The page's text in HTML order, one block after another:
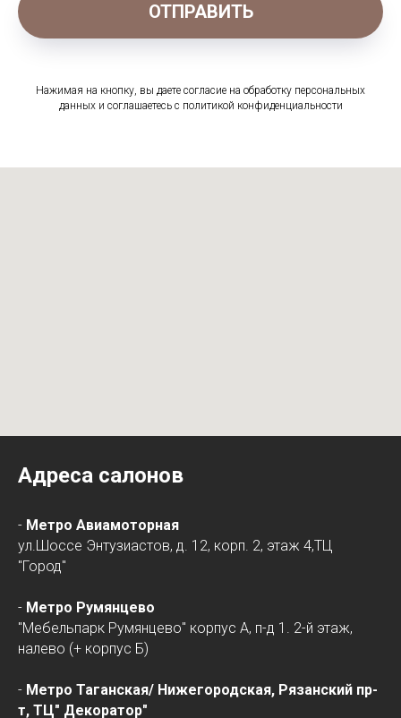
ОТПРАВИТЬ
Нажимая на кнопку, вы даете согласие на обработку персональных
данных и соглашаетесь c политикой конфиденциальности
Адреса салонов
- Метро Авиамоторная
ул.Шоссе Энтузиастов, д. 12, корп. 2, этаж 4,ТЦ
"Город"
- Метро Румянцево
"Мебельпарк Румянцево" корпус А, п-д 1. 2-й этаж,
налево (+ корпус Б)
- Метро Таганская/ Нижегородская, Рязанский пр-
т, ТЦ" Декоратор"